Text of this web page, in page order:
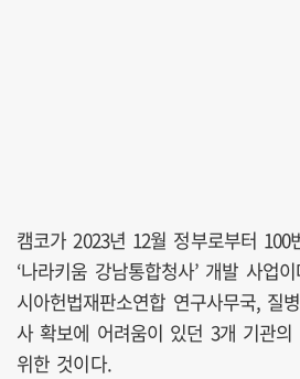
캠코가 2023년 12월 정부로부터
‘나라키움 강남통합청사’ 개발 사업
시아헌법재판소연합 연구사무국, 질
사 확보에 어려움이 있던 3개 기관의
위한 것이다.